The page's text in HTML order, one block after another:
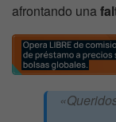
afrontando una